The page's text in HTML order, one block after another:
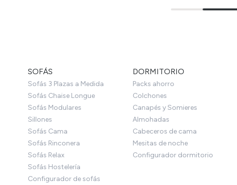
SOFÁS
Sofás 3 Plazas a Medida
Sofás Chaise Longue
Sofás Modulares
Sillones
Sofás Cama
Sofás Rinconera
Sofás Relax
Sofás Hostelería
Configurador de sofás
DORMITORIO
Packs ahorro
Colchones
Canapés y Somieres
Almohadas
Cabeceros de cama
Mesitas de noche
Configurador dormitorio